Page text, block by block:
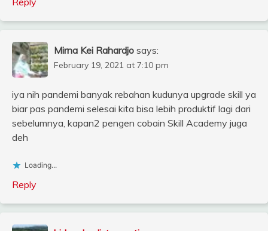
Mirna Kei Rahardjo says:
February 19, 2021 at 7:10 pm
iya nih pandemi banyak rebahan kudunya upgrade skill ya
biar pas pandemi selesai kita bisa lebih produktif lagi dari
sebelumnya, kapan2 pengen cobain Skill Academy juga
deh
Loading...
Reply